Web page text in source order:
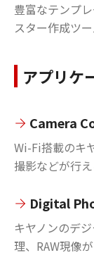
豊富なテンプ
スター作成ツー
アプリケ
Camera
Wi-Fi搭載のキ
撮影などが行え
Digital
キヤノンのデ
理、RAW現像